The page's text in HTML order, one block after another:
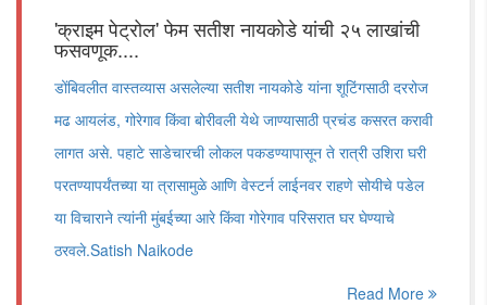
'क्राइम पेट्रोल' फेम सतीश नायकोडे यांची २५ लाखांची
फसवणूक....
डोंबिवलीत वास्तव्यास असलेल्या सतीश नायकोडे यांना शूटिंगसाठी दररोज
मढ आयलंड, गोरेगाव किंवा बोरीवली येथे जाण्यासाठी प्रचंड कसरत करावी
लागत असे. पहाटे साडेचारची लोकल पकडण्यापासून ते रात्री उशिरा घरी
परतण्यापर्यंतच्या या त्रासामुळे आणि वेस्टर्न लाईनवर राहणे सोयीचे पडेल
या विचाराने त्यांनी मुंबईच्या आरे किंवा गोरेगाव परिसरात घर घेण्याचे
ठरवले.Satish Naikode
Read More